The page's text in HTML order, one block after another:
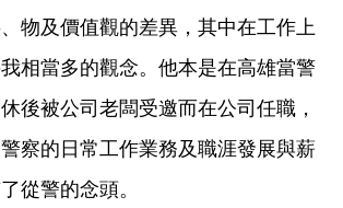
物及價值觀的差異，其中在工作上
相當多的觀念。他本是在高雄當警
後被公司老闆受邀而在公司任職，
察的日常工作業務及職涯發展與薪
從警的念頭。